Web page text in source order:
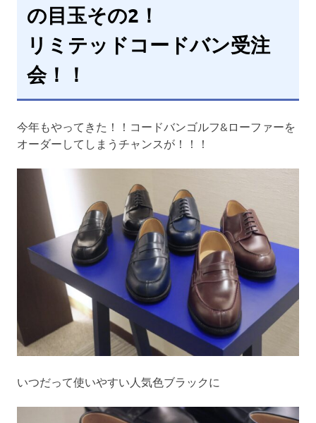
の目玉その2！
リミテッドコードバン受注
会！！
今年もやってきた！！コードバンゴルフ&ローファーを
オーダーしてしまうチャンスが！！！
いつだって使いやすい人気色ブラックに